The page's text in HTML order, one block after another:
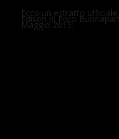
Ecco un estratto
Edison di Foro
Maggio 2015: